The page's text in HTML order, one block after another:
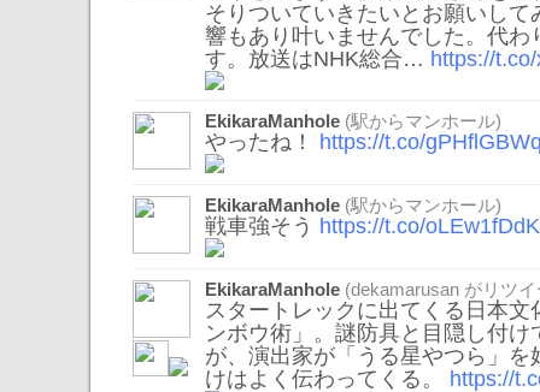
そりついていきたいとお願いし
響もあり叶いませんでした。代わ
す。放送はNHK総合… https://
EkikaraManhole (駅からマンホール)
やったね！ https://t.co/
EkikaraManhole (駅からマンホール)
戦車強そう https://t.co/
EkikaraManhole (dekamarusan がリツ
スタートレックに出てくる日本
ンボウ術」。謎防具と目隠し付
が、演出家が「うる星やつら」
けはよく伝わってくる。 https://